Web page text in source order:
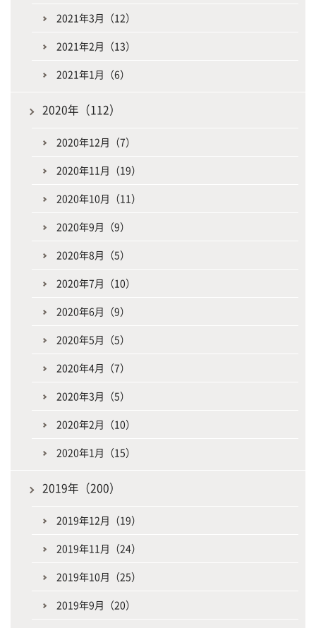
2021年3月（12）
2021年2月（13）
2021年1月（6）
2020年（112）
2020年12月（7）
2020年11月（19）
2020年10月（11）
2020年9月（9）
2020年8月（5）
2020年7月（10）
2020年6月（9）
2020年5月（5）
2020年4月（7）
2020年3月（5）
2020年2月（10）
2020年1月（15）
2019年（200）
2019年12月（19）
2019年11月（24）
2019年10月（25）
2019年9月（20）